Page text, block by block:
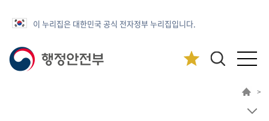
이 누리집은 대한민국 공식 전자정부 누리집입니다.
>